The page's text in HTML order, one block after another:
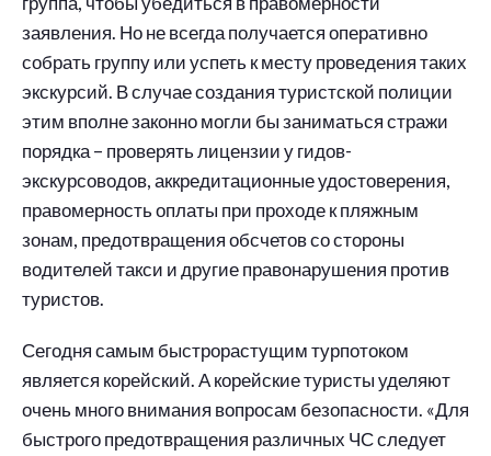
заявления. Но не всегда получается оперативно
собрать группу или успеть к месту проведения таких
экскурсий. В случае создания туристской полиции
этим вполне законно могли бы заниматься стражи
порядка – проверять лицензии у гидов-
экскурсоводов, аккредитационные удостоверения,
правомерность оплаты при проходе к пляжным
зонам, предотвращения обсчетов со стороны
водителей такси и другие правонарушения против
туристов.
Сегодня самым быстрорастущим турпотоком
является корейский. А корейские туристы уделяют
очень много внимания вопросам безопасности. «Для
быстрого предотвращения различных ЧС следует